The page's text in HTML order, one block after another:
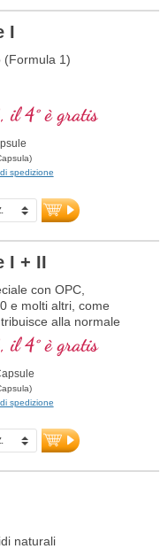
I
(Formula 1)
il 4° è gratis
spedizione
I + II
con OPC,
e molti altri, come
alla normale
(Formula 1 e Formula
il 4° è gratis
spedizione
out of 5 stars
naturali